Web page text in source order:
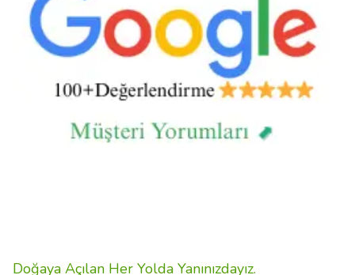
Doğaya Açılan Her Yolda Yanınızdayız.